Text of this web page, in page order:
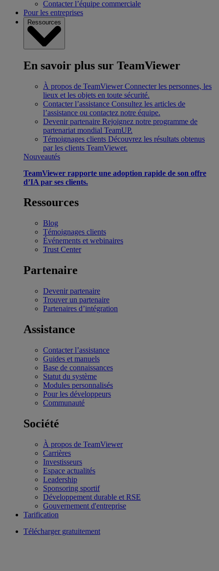
Contacter l’équipe commerciale
Pour les entreprises
Ressources
En savoir plus sur TeamViewer
À propos de TeamViewer Connecter les personnes, les
lieux et les objets en toute sécurité.
Contacter l’assistance Consultez les articles de
l’assistance ou contactez notre équipe.
Devenir partenaire Rejoignez notre programme de
partenariat mondial TeamUP.
Témoignages clients Découvrez les résultats obtenus
par les clients TeamViewer.
Nouveautés
TeamViewer rapporte une adoption rapide de son offre
d’IA par ses clients.
Ressources
Blog
Témoignages clients
Événements et webinaires
Trust Center
Partenaire
Devenir partenaire
Trouver un partenaire
Partenaires d’intégration
Assistance
Contacter l’assistance
Guides et manuels
Base de connaissances
Statut du système
Modules personnalisés
Pour les développeurs
Communauté
Société
À propos de TeamViewer
Carrières
Investisseurs
Espace actualités
Leadership
Sponsoring sportif
Développement durable et RSE
Gouvernement d'entreprise
Tarification
Télécharger gratuitement